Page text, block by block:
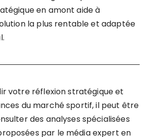
en amont aide à
la plus rentable et adaptée
votre réflexion stratégique et
du marché sportif, il peut être
des analyses spécialisées
par le média expert en